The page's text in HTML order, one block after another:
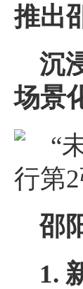
推出
沉
场景
邵
1.